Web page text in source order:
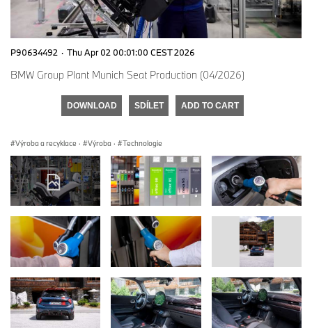
P90634492 · Thu Apr 02 00:01:00 CEST 2026
BMW Group Plant Munich Seat Production (04/2026)
DOWNLOAD SDÍLET ADD TO CART
Výroba a recyklace · Výroba · Technologie